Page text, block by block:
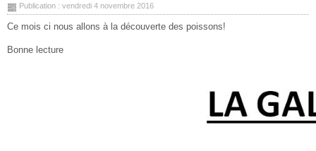
Publication : vendredi 4 novembre 2016
Ce mois ci nous allons à la découverte des poissons!
Bonne lecture